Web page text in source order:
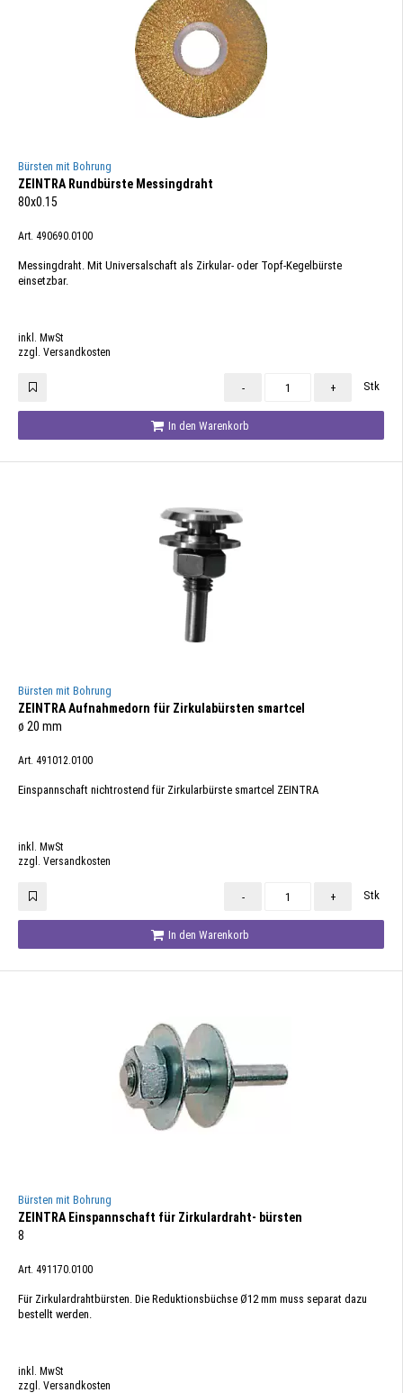
Bürsten mit Bohrung
ZEINTRA Rundbürste Messingdraht
80x0.15
Art. 490690.0100
Messingdraht. Mit Universalschaft als Zirkular- oder Topf-Kegelbürste
einsetzbar.
inkl. MwSt
zzgl. Versandkosten
- + Stk
In den Warenkorb
Bürsten mit Bohrung
ZEINTRA Aufnahmedorn für Zirkulabürsten smartcel
ø 20 mm
Art. 491012.0100
Einspannschaft nichtrostend für Zirkularbürste smartcel ZEINTRA
inkl. MwSt
zzgl. Versandkosten
- + Stk
In den Warenkorb
Bürsten mit Bohrung
ZEINTRA Einspannschaft für Zirkulardraht- bürsten
8
Art. 491170.0100
Für Zirkulardrahtbürsten. Die Reduktionsbüchse Ø12 mm muss separat dazu
bestellt werden.
inkl. MwSt
zzgl. Versandkosten